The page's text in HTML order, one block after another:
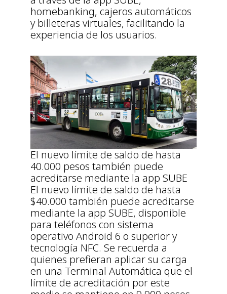
homebanking, cajeros automáticos
y billeteras virtuales, facilitando la
experiencia de los usuarios.
El nuevo límite de saldo de hasta
40.000 pesos también puede
acreditarse mediante la app SUBE
El nuevo límite de saldo de hasta
$40.000 también puede acreditarse
mediante la app SUBE, disponible
para teléfonos con sistema
operativo Android 6 o superior y
tecnología NFC. Se recuerda a
quienes prefieran aplicar su carga
en una Terminal Automática que el
límite de acreditación por este